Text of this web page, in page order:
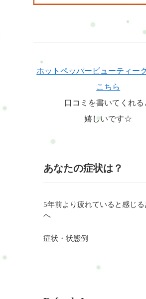
ホットペッパービューティー
こちら
口コミを書いてくれる
嬉しいです☆
あなたの症状は？
5年前より疲れていると感じる
へ
症状・状態例